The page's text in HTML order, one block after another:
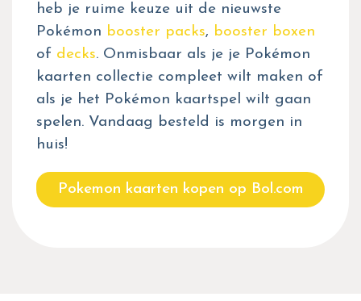
heb je ruime keuze uit de nieuwste
Pokémon booster packs, booster boxen
of decks. Onmisbaar als je je Pokémon
kaarten collectie compleet wilt maken of
als je het Pokémon kaartspel wilt gaan
spelen. Vandaag besteld is morgen in
huis!
Pokemon kaarten kopen op Bol.com